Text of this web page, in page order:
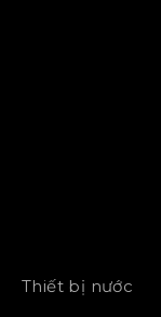
Thiết bị nước